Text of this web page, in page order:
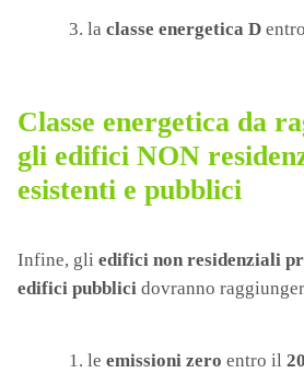
la classe energetica D
Classe energetica da
gli edifici NON
esistenti e pubblici
Infine, gli edifici non residenziali
edifici pubblici dovranno
le emissioni zero entro il